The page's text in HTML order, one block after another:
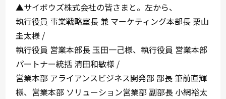
▲サイボウズ株式会社の皆さまと。左から、
執行役員 事業戦略室長 兼 マーケティング本部長 栗山
圭太様 /
執行役員 営業本部長 玉田一己様、執行役員 営業本部
パートナー統括 清田和敏様 /
営業本部 アライアンスビジネス開発部 部長 筆前直輝
様、営業本部 ソリューション営業部 副部長 小網裕太